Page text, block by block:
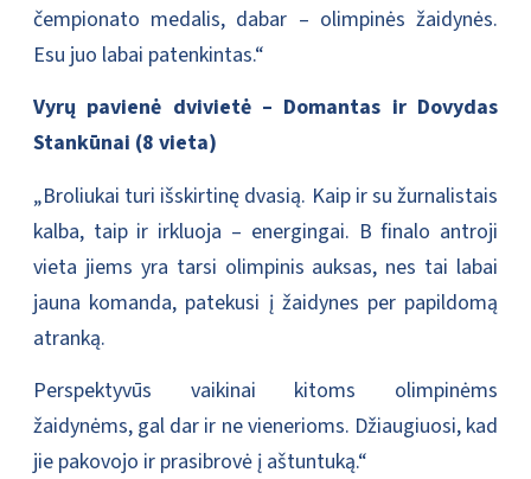
čempionato medalis, dabar – olimpinės žaidynės.
Esu juo labai patenkintas.“
Vyrų pavienė dvivietė – Domantas ir Dovydas
Stankūnai (8 vieta)
„Broliukai turi išskirtinę dvasią. Kaip ir su žurnalistais
kalba, taip ir irkluoja – energingai. B finalo antroji
vieta jiems yra tarsi olimpinis auksas, nes tai labai
jauna komanda, patekusi į žaidynes per papildomą
atranką.
Perspektyvūs vaikinai kitoms olimpinėms
žaidynėms, gal dar ir ne vienerioms. Džiaugiuosi, kad
jie pakovojo ir prasibrovė į aštuntuką.“